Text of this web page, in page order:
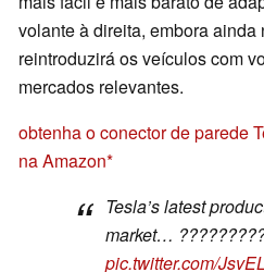
volante à direita, embora ainda
reintroduzirá os veículos com
mercados relevantes.
obtenha o conector de parede
na Amazon
Tesla’s latest
market…
pic.twitter.com/